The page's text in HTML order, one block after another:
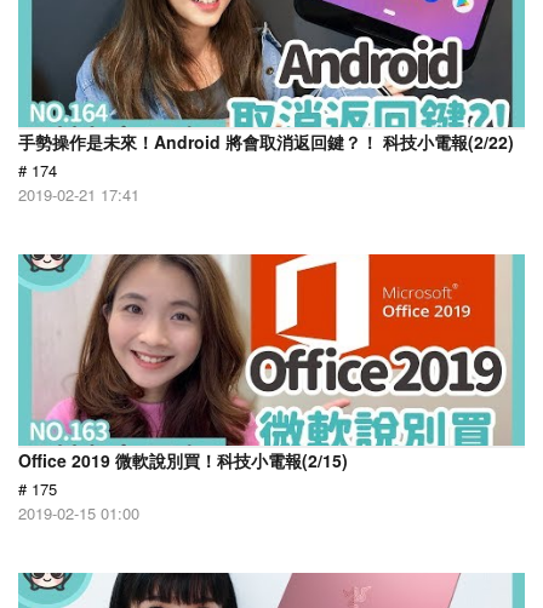
手勢操作是未來！Android 將會取消返回鍵？！ 科技小電報(2/22)
# 174
2019-02-21 17:41
Office 2019 微軟說別買！科技小電報(2/15)
# 175
2019-02-15 01:00